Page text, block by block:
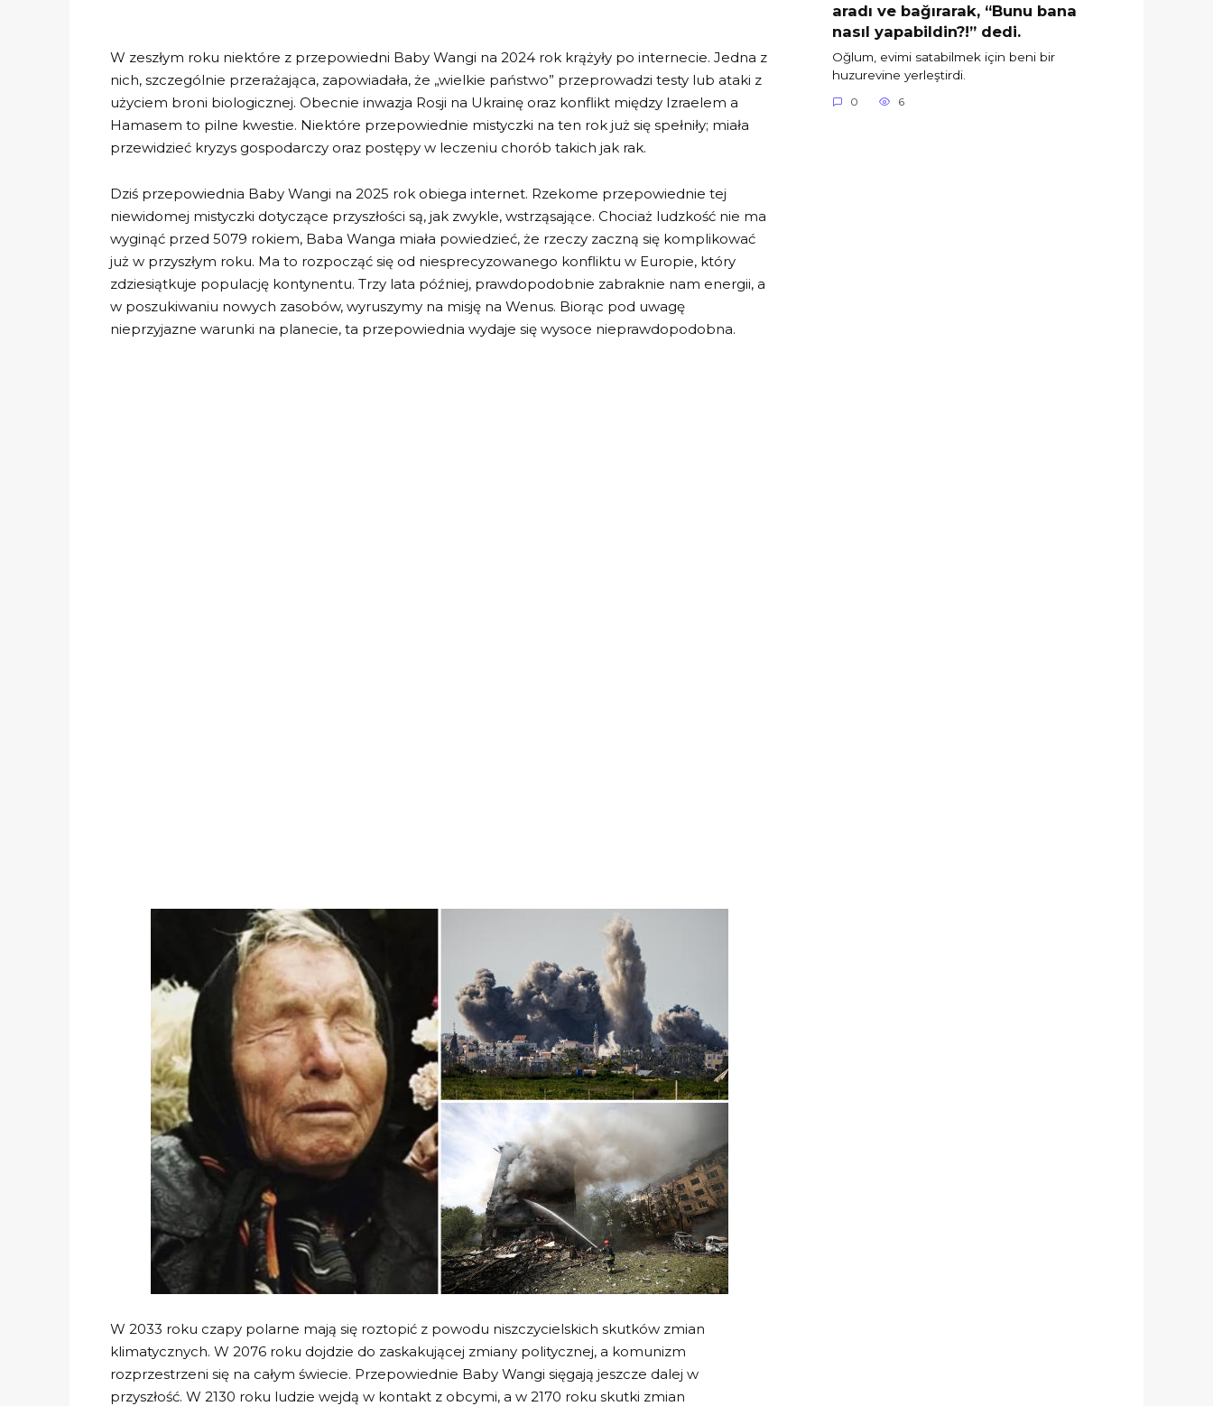
W zeszłym roku niektóre z przepowiedni Baby Wangi na 2024 rok krążyły po internecie. Jedna z
nich, szczególnie przerażająca, zapowiadała, że „wielkie państwo” przeprowadzi testy lub ataki z
użyciem broni biologicznej. Obecnie inwazja Rosji na Ukrainę oraz konflikt między Izraelem a
Hamasem to pilne kwestie. Niektóre przepowiednie mistyczki na ten rok już się spełniły; miała
przewidzieć kryzys gospodarczy oraz postępy w leczeniu chorób takich jak rak.
Dziś przepowiednia Baby Wangi na 2025 rok obiega internet. Rzekome przepowiednie tej
niewidomej mistyczki dotyczące przyszłości są, jak zwykle, wstrząsające. Chociaż ludzkość nie ma
wyginąć przed 5079 rokiem, Baba Wanga miała powiedzieć, że rzeczy zaczną się komplikować
już w przyszłym roku. Ma to rozpocząć się od niesprecyzowanego konfliktu w Europie, który
zdziesiątkuje populację kontynentu. Trzy lata później, prawdopodobnie zabraknie nam energii, a
w poszukiwaniu nowych zasobów, wyruszymy na misję na Wenus. Biorąc pod uwagę
nieprzyjazne warunki na planecie, ta przepowiednia wydaje się wysoce nieprawdopodobna.
W 2033 roku czapy polarne mają się roztopić z powodu niszczycielskich skutków zmian
klimatycznych. W 2076 roku dojdzie do zaskakującej zmiany politycznej, a komunizm
rozprzestrzeni się na całym świecie. Przepowiednie Baby Wangi sięgają jeszcze dalej w
przyszłość. W 2130 roku ludzie wejdą w kontakt z obcymi, a w 2170 roku skutki zmian
aradı ve bağırarak, “Bunu bana
nasıl yapabildin?!” dedi.
Oğlum, evimi satabilmek için beni bir
huzurevine yerleştirdi.
0 6